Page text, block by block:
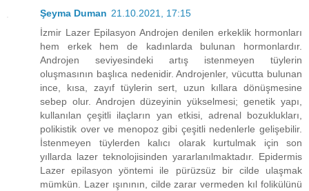
Şeyma Duman 21.10.2021, 17:15
İzmir Lazer Epilasyon Androjen denilen erkeklik hormonları
hem erkek hem de kadınlarda bulunan hormonlardır.
Androjen seviyesindeki artış istenmeyen tüylerin
oluşmasının başlıca nedenidir. Androjenler, vücutta bulunan
ince, kısa, zayıf tüylerin sert, uzun kıllara dönüşmesine
sebep olur. Androjen düzeyinin yükselmesi; genetik yapı,
kullanılan çeşitli ilaçların yan etkisi, adrenal bozuklukları,
polikistik over ve menopoz gibi çeşitli nedenlerle gelişebilir.
İstenmeyen tüylerden kalıcı olarak kurtulmak için son
yıllarda lazer teknolojisinden yararlanılmaktadır. Epidermis
Lazer epilasyon yöntemi ile pürüzsüz bir cilde ulaşmak
mümkün. Lazer ışınının, cilde zarar vermeden kıl folikülünü